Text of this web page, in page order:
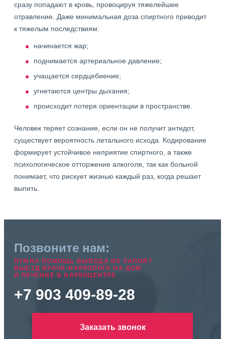
сразу попадают в кровь, провоцируя тяжелейшее
отравление. Даже минимальная доза спиртного приводит
к тяжелым последствиям:
начинается жар;
поднимается артериальное давление;
учащается сердцебиение;
угнетаются центры дыхания;
происходит потеря ориентации в пространстве.
Человек теряет сознание, если он не получит антидот,
существует вероятность летального исхода. Кодирование
формирует устойчивое неприятие спиртного, а также
психологическое отторжение алкоголя, так как больной
понимает, что рискует жизнью каждый раз, когда решает
выпить.
Позвоните нам:
НУЖНА ПОМОЩЬ ВЫВОДА ИЗ ЗАПОЯ?
ВЫЕЗД ВРАЧА-НАРКОЛОГА НА ДОМ
И ЛЕЧЕНИЕ В НАРКОЦЕНТРЕ
+7 903 409-89-28
Заказать звонок